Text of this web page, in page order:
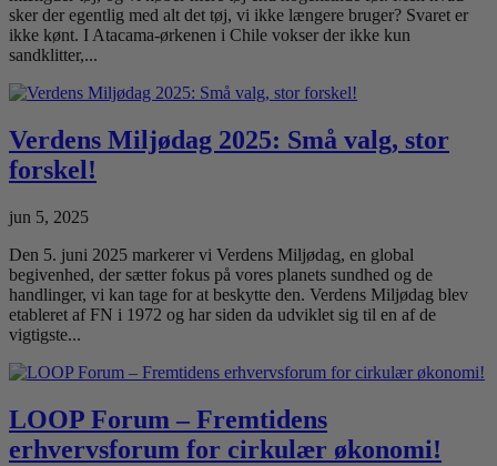
sker der egentlig med alt det tøj, vi ikke længere bruger? Svaret er
ikke kønt. I Atacama-ørkenen i Chile vokser der ikke kun
sandklitter,...
Verdens Miljødag 2025: Små valg, stor
forskel!
jun 5, 2025
Den 5. juni 2025 markerer vi Verdens Miljødag, en global
begivenhed, der sætter fokus på vores planets sundhed og de
handlinger, vi kan tage for at beskytte den. Verdens Miljødag blev
etableret af FN i 1972 og har siden da udviklet sig til en af de
vigtigste...
LOOP Forum – Fremtidens
erhvervsforum for cirkulær økonomi!